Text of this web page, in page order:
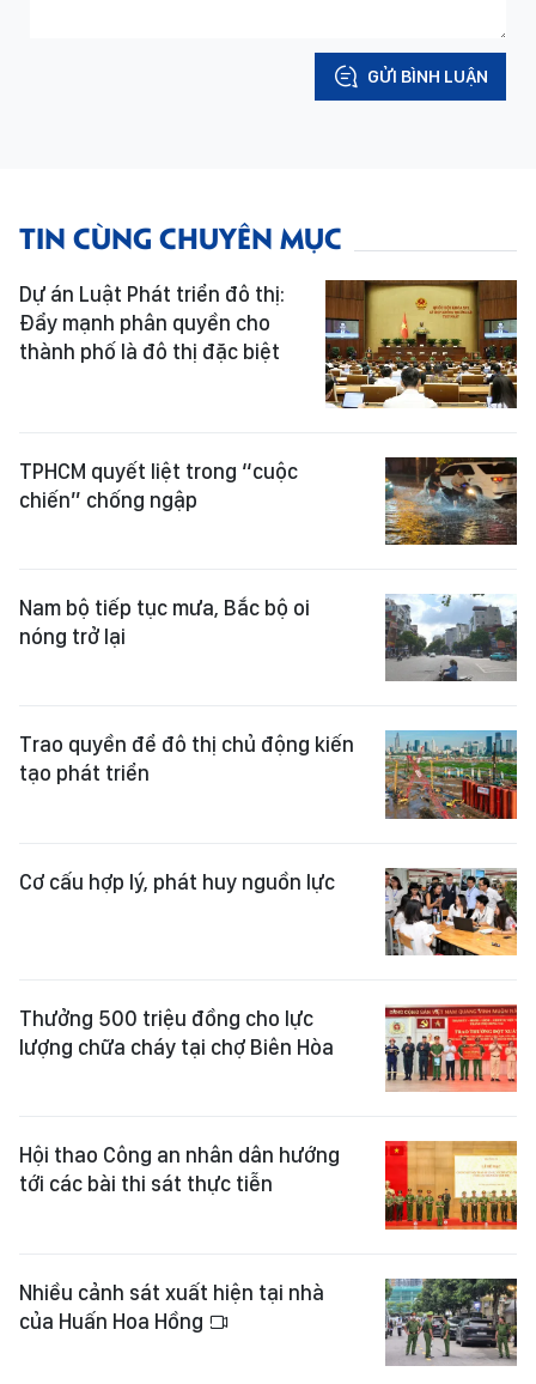
GỬI BÌNH LUẬN
TIN CÙNG CHUYÊN MỤC
Dự án Luật Phát triển đô thị:
Đẩy mạnh phân quyền cho
thành phố là đô thị đặc biệt
TPHCM quyết liệt trong “cuộc
chiến” chống ngập
Nam bộ tiếp tục mưa, Bắc bộ oi
nóng trở lại
Trao quyền để đô thị chủ động kiến
tạo phát triển
Cơ cấu hợp lý, phát huy nguồn lực
Thưởng 500 triệu đồng cho lực
lượng chữa cháy tại chợ Biên Hòa
Hội thao Công an nhân dân hướng
tới các bài thi sát thực tiễn
Nhiều cảnh sát xuất hiện tại nhà
của Huấn Hoa Hồng